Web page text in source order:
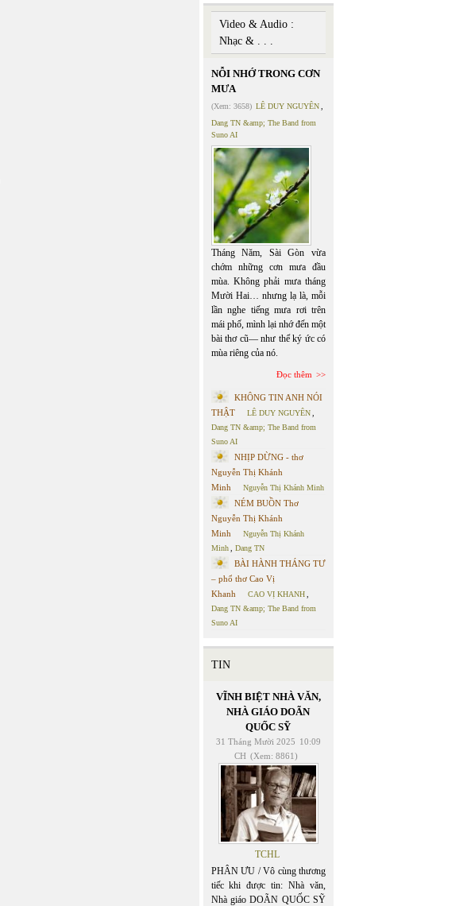
Video & Audio :
Nhạc & . . .
NỖI NHỚ TRONG CƠN
MƯA
(Xem: 3658) LÊ DUY NGUYÊN
Dang TN &amp; The Band from
Suno AI
Tháng Năm, Sài Gòn vừa
chớm những cơn mưa đầu
mùa. Không phải mưa tháng
Mười Hai… nhưng lạ là, mỗi
lần nghe tiếng mưa rơi trên
mái phố, mình lại nhớ đến một
bài thơ cũ— như thể ký ức có
mùa riêng của nó.
Đọc thêm
KHÔNG TIN ANH NÓI
THẬT
LÊ DUY NGUYÊN
Dang TN &amp; The Band from
Suno AI
NHỊP DỪNG - thơ
Nguyễn Thị Khánh
Minh
Nguyễn Thị Khánh Minh
NÉM BUỒN Thơ
Nguyễn Thị Khánh
Minh
Nguyễn Thị Khánh
Minh
Dang TN
BÀI HÀNH THÁNG TƯ
– phổ thơ Cao Vị
Khanh
CAO VỊ KHANH
Dang TN &amp; The Band from
Suno AI
TIN
VĨNH BIỆT NHÀ VĂN,
NHÀ GIÁO DOÃN
QUỐC SỸ
31 Tháng Mười 2025 10:09
CH (Xem: 8861)
TCHL
PHÂN ƯU / Vô cùng thương
tiếc khi được tin: Nhà văn,
Nhà giáo DOÃN QUỐC SỸ